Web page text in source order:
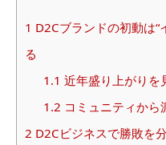
1 D2Cブランドの初動は“
る
1.1 近年盛り上がりを
1.2 コミュニティから
2 D2Cビジネスで勝敗を